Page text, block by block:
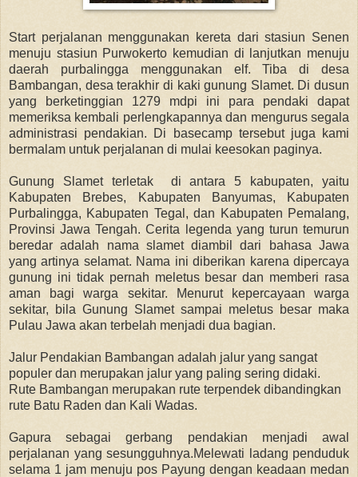
Start perjalanan menggunakan kereta dari stasiun Senen
menuju stasiun Purwokerto kemudian di lanjutkan menuju
daerah purbalingga menggunakan elf. Tiba di desa
Bambangan, desa terakhir di kaki gunung Slamet. Di dusun
yang berketinggian 1279 mdpi ini para pendaki dapat
memeriksa kembali perlengkapannya dan mengurus segala
administrasi pendakian. Di basecamp tersebut juga kami
bermalam untuk perjalanan di mulai keesokan paginya.
Gunung Slamet terletak di antara 5 kabupaten, yaitu
Kabupaten Brebes, Kabupaten Banyumas, Kabupaten
Purbalingga, Kabupaten Tegal, dan Kabupaten Pemalang,
Provinsi Jawa Tengah. Cerita legenda yang turun temurun
beredar adalah nama slamet diambil dari bahasa Jawa
yang artinya selamat. Nama ini diberikan karena dipercaya
gunung ini tidak pernah meletus besar dan memberi rasa
aman bagi warga sekitar. Menurut kepercayaan warga
sekitar, bila Gunung Slamet sampai meletus besar maka
Pulau Jawa akan terbelah menjadi dua bagian.
Jalur Pendakian Bambangan adalah jalur yang sangat
populer dan merupakan jalur yang paling sering didaki.
Rute Bambangan merupakan rute terpendek dibandingkan
rute Batu Raden dan Kali Wadas.
Gapura sebagai gerbang pendakian menjadi awal
perjalanan yang sesungguhnya.Melewati ladang penduduk
selama 1 jam menuju pos Payung dengan keadaan medan